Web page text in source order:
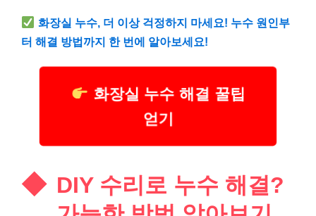
화장실 누수, 더 이상 걱정하지 마세요! 누수 원인부
터 해결 방법까지 한 번에 알아보세요!
화장실 누수 해결 꿀팁
얻기
DIY 수리로 누수 해결?